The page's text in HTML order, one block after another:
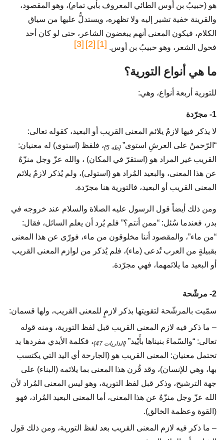
هو (حبيبُ بن أوس الطائي المعروف بأبي تمام)، وهو المقصود،
والقرينة خفية تشير إليه ولا تظهره، ويستدلُّ عليها من سياق
الكلام، فيكون المعنى أنهم يبغضون الشاعر، حتى لو كان أحد
فحول الشعر، وهو حبيبُ بن أوس. [1]
[2]
[3]
ما هي أنواع التورية؟
للتورية أربعة أنواع، وهي:
1- مجرّدة
لا يذكر فيها لازمٌ يلائم المعنى القريب أو البعيد، كقوله تعالى:
“الرّحمنُ على العرشِ استوى” {طه 5}
، فلفظ (استوى) له معنيان:
القريب غير المراد هو (استقرّ في المكان) ، والله عزّ وجل منزّهٌ
عن هذا المعنى، والبعيد المُراد هو (استولى)، ولم يُذكر لازمٌ يلائم
المعنى القريب أو البعيد، فالتورية هنا مجرّدة.
ومن ذلك أيضاً قول الرسول عليه الصلاة والسلام عند خروجه في
بدر، فعندما سُئل: “ممن أنتم؟” فلم يُرد أن يعلم السائل، فقال:
“من ماء”، والمقصود أننا مخلوقون من ماء، فورّى عن هذا المعنى
بقبيلةٍ من العرب تُدعى (ماء)، فلم يُذكر من لوازم المعنى القريب
أو البعيد ما يلائمهما، فهي مجرّدة.
2- مرشّحة
سمّيت بالمرشّحة لتقويتها بذكر لازمٍ للمعنى القريب، ولها قسمان:
– ما ذكر فيه لازم المعنى القريب قبل لفظ التورية، ومنه قوله
تعالى: “والسّماءَ بنيناها بأَيْيد” {الذاريات 47}
، فكلمة الأيدي مفردها يد
تحتمل معنيان: المعنى القريب هو (الجارحة أي اليد التي يكتسب
بها، وهي للإنسان)، وقد قُرن هذا المعنى بما يلائمه (البناء) على
جهة الترشيح، وذكر قبل لفظ التورية، وهو ليس المعنى المُراد لأن
الله عزّ وجل منزّهٌ عن هذا المعنى، أما المعنى البعيد المُراد، فهو
(القوة وعظمة الخالق).
– ما ذكر فيه لازم المعنى القريب بعد لفظ التورية، ومن ذلك قول